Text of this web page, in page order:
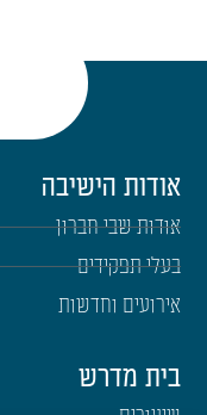
אודות הישיבה
אודות שבי חברון
בעלי תפקידים
אירועים וחדשות
בית מדרש